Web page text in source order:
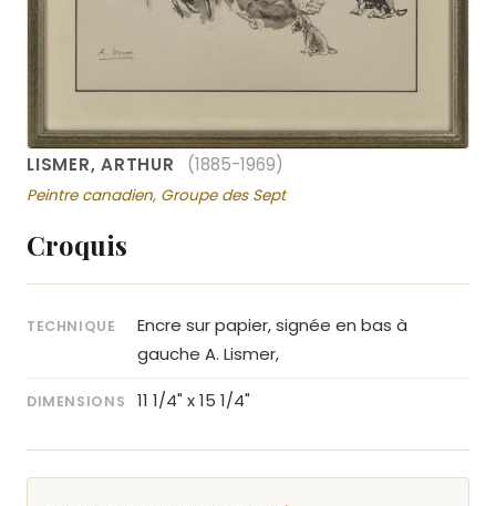
LISMER, ARTHUR (1885-1969)
Peintre canadien, Groupe des Sept
Croquis
TECHNIQUE
Encre sur papier, signée en bas à
gauche A. Lismer,
DIMENSIONS 11 1/4" x 15 1/4"